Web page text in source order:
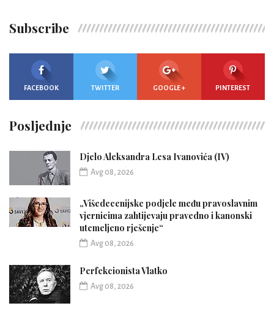
Subscribe
FACEBOOK TWITTER GOOGLE + PINTEREST
Posljednje
Djelo Aleksandra Lesa Ivanovića (IV)
Avg 08, 2026
„Višedecenijske podjele među pravoslavnim
vjernicima zahtijevaju pravedno i kanonski
utemeljeno rješenje“
Avg 08, 2026
Perfekcionista Vlatko
Avg 08, 2026